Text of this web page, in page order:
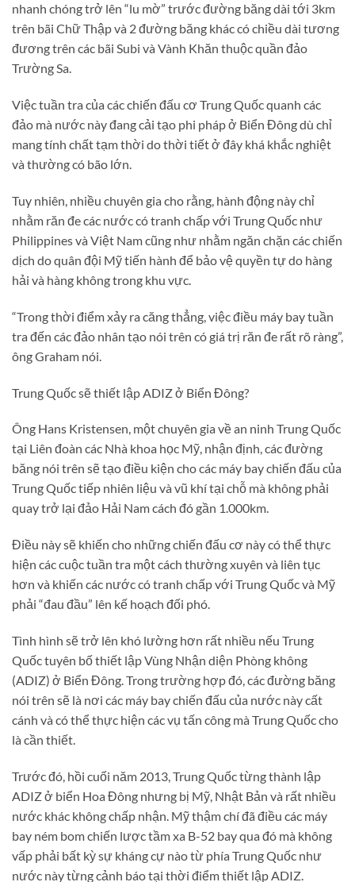
nhanh chóng trở lên “lu mờ” trước đường băng dài tới 3km
trên bãi Chữ Thập và 2 đường băng khác có chiều dài tương
đương trên các bãi Subi và Vành Khăn thuộc quần đảo
Trường Sa.
Việc tuần tra của các chiến đấu cơ Trung Quốc quanh các
đảo mà nước này đang cải tạo phi pháp ở Biển Đông dù chỉ
mang tính chất tạm thời do thời tiết ở đây khá khắc nghiệt
và thường có bão lớn.
Tuy nhiên, nhiều chuyên gia cho rằng, hành động này chỉ
nhằm răn đe các nước có tranh chấp với Trung Quốc như
Philippines và Việt Nam cũng như nhằm ngăn chặn các chiến
dịch do quân đội Mỹ tiến hành để bảo vệ quyền tự do hàng
hải và hàng không trong khu vực.
“Trong thời điểm xảy ra căng thẳng, việc điều máy bay tuần
tra đến các đảo nhân tạo nói trên có giá trị răn đe rất rõ ràng”,
ông Graham nói.
Trung Quốc sẽ thiết lập ADIZ ở Biển Đông?
Ông Hans Kristensen, một chuyên gia về an ninh Trung Quốc
tại Liên đoàn các Nhà khoa học Mỹ, nhận định, các đường
băng nói trên sẽ tạo điều kiện cho các máy bay chiến đấu của
Trung Quốc tiếp nhiên liệu và vũ khí tại chỗ mà không phải
quay trở lại đảo Hải Nam cách đó gần 1.000km.
Điều này sẽ khiến cho những chiến đấu cơ này có thể thực
hiện các cuộc tuần tra một cách thường xuyên và liên tục
hơn và khiến các nước có tranh chấp với Trung Quốc và Mỹ
phải “đau đầu” lên kế hoạch đối phó.
Tình hình sẽ trở lên khó lường hơn rất nhiều nếu Trung
Quốc tuyên bố thiết lập Vùng Nhận diện Phòng không
(ADIZ) ở Biển Đông. Trong trường hợp đó, các đường băng
nói trên sẽ là nơi các máy bay chiến đấu của nước này cất
cánh và có thể thực hiện các vụ tấn công mà Trung Quốc cho
là cần thiết.
Trước đó, hồi cuối năm 2013, Trung Quốc từng thành lập
ADIZ ở biển Hoa Đông nhưng bị Mỹ, Nhật Bản và rất nhiều
nước khác không chấp nhận. Mỹ thậm chí đã điều các máy
bay ném bom chiến lược tầm xa B-52 bay qua đó mà không
vấp phải bất kỳ sự kháng cự nào từ phía Trung Quốc như
nước này từng cảnh báo tại thời điểm thiết lập ADIZ.